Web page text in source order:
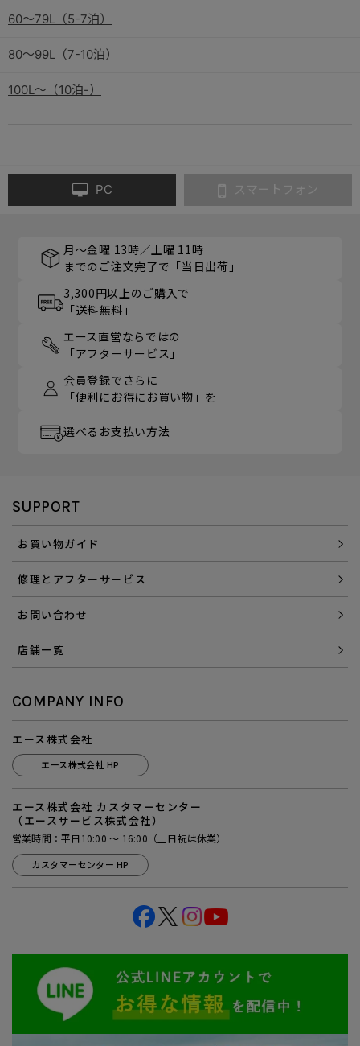
60～79L（5-7泊）
80～99L（7-10泊）
100L～（10泊-）
PC スマートフォン
月～金曜 13時／土曜 11時
までのご注文完了で「当日出荷」
3,300円以上のご購入で
「送料無料」
エース直営ならではの
「アフターサービス」
会員登録でさらに
「便利にお得にお買い物」を
選べるお支払い方法
SUPPORT
お買い物ガイド
修理とアフターサービス
お問い合わせ
店舗一覧
COMPANY INFO
エース株式会社
エース株式会社 HP
エース株式会社 カスタマーセンター
（エースサービス株式会社）
営業時間：平日10:00 ～ 16:00（土日祝は休業）
カスタマーセンター HP